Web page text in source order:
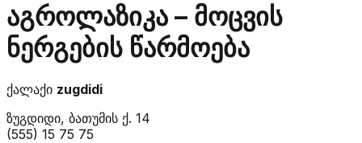
აგროლაზიკა – მოცვის
ნერგების წარმოება
ქალაქი zugdidi
ზუგდიდი, ბათუმის ქ. 14
(555) 15 75 75